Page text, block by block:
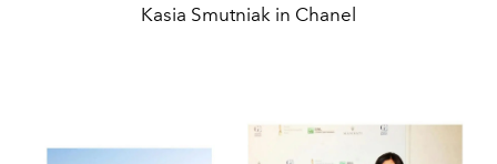
Kasia Smutniak in Chanel